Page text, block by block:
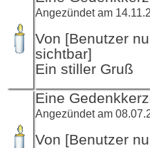
Angezündet am
Von [Benutzer
sichtbar]
Ein stiller Gruß
Eine
Angezündet am
Von [Benutzer